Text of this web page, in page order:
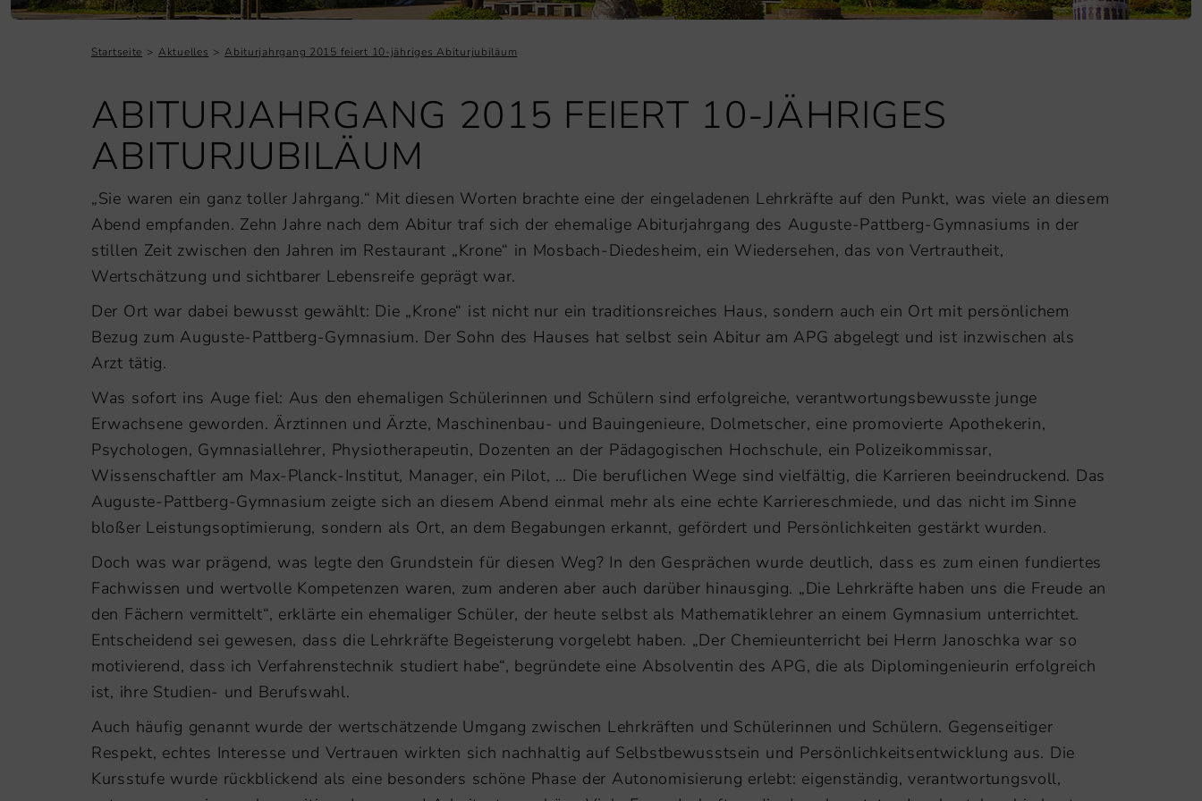
Startseite Aktuelles Abiturjahrgang 2015 feiert 10-jähriges Abiturjubiläum
ABITURJAHRGANG 2015 FEIERT 10-JÄHRIGES
ABITURJUBILÄUM
„Sie waren ein ganz toller Jahrgang.“ Mit diesen Worten brachte eine der eingeladenen Lehrkräfte auf den Punkt, was viele an diesem
Abend empfanden. Zehn Jahre nach dem Abitur traf sich der ehemalige Abiturjahrgang des Auguste-Pattberg-Gymnasiums in der
stillen Zeit zwischen den Jahren im Restaurant „Krone“ in Mosbach-Diedesheim, ein Wiedersehen, das von Vertrautheit,
Wertschätzung und sichtbarer Lebensreife geprägt war.
Der Ort war dabei bewusst gewählt: Die „Krone“ ist nicht nur ein traditionsreiches Haus, sondern auch ein Ort mit persönlichem
Bezug zum Auguste-Pattberg-Gymnasium. Der Sohn des Hauses hat selbst sein Abitur am APG abgelegt und ist inzwischen als
Arzt tätig.
Was sofort ins Auge fiel: Aus den ehemaligen Schülerinnen und Schülern sind erfolgreiche, verantwortungsbewusste junge
Erwachsene geworden. Ärztinnen und Ärzte, Maschinenbau- und Bauingenieure, Dolmetscher, eine promovierte Apothekerin,
Psychologen, Gymnasiallehrer, Physiotherapeutin, Dozenten an der Pädagogischen Hochschule, ein Polizeikommissar,
Wissenschaftler am Max-Planck-Institut, Manager, ein Pilot, … Die beruflichen Wege sind vielfältig, die Karrieren beeindruckend. Das
Auguste-Pattberg-Gymnasium zeigte sich an diesem Abend einmal mehr als eine echte Karriereschmiede, und das nicht im Sinne
bloßer Leistungsoptimierung, sondern als Ort, an dem Begabungen erkannt, gefördert und Persönlichkeiten gestärkt wurden.
Doch was war prägend, was legte den Grundstein für diesen Weg? In den Gesprächen wurde deutlich, dass es zum einen fundiertes
Fachwissen und wertvolle Kompetenzen waren, zum anderen aber auch darüber hinausging. „Die Lehrkräfte haben uns die Freude an
den Fächern vermittelt“, erklärte ein ehemaliger Schüler, der heute selbst als Mathematiklehrer an einem Gymnasium unterrichtet.
Entscheidend sei gewesen, dass die Lehrkräfte Begeisterung vorgelebt haben. „Der Chemieunterricht bei Herrn Janoschka war so
motivierend, dass ich Verfahrenstechnik studiert habe“, begründete eine Absolventin des APG, die als Diplomingenieurin erfolgreich
ist, ihre Studien- und Berufswahl.
Auch häufig genannt wurde der wertschätzende Umgang zwischen Lehrkräften und Schülerinnen und Schülern. Gegenseitiger
Respekt, echtes Interesse und Vertrauen wirkten sich nachhaltig auf Selbstbewusstsein und Persönlichkeitsentwicklung aus. Die
Kursstufe wurde rückblickend als eine besonders schöne Phase der Autonomisierung erlebt: eigenständig, verantwortungsvoll,